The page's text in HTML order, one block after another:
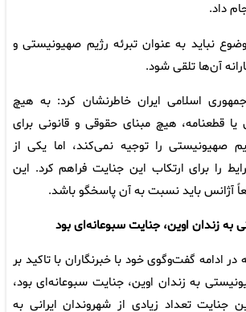
داد.
نباید به عنوان تبرئه رژیم صهیونیستی و
آن‌ها تلقی شود.
اسلامی ایران خاطرنشان کرد: به هیچ
قطعنامه، هیچ مبنای حقوقی و قانونی برای
صهیونیستی را توجیه نمی‌کند، اما یکی از
را برای ارتکاب این جنایت فراهم کرد. این
آژانس باید نسبت به آن پاسخگو باشد.
به زندان اوین، جنایت سبوعانه‌ای بود
ادامه گفت‌وگوی خود با خبرنگاران با تاکید بر
به زندان اوین، جنایت سبوعانه‌ای بود،
جنایت تعداد زیادی از شهروندان ایرانی به